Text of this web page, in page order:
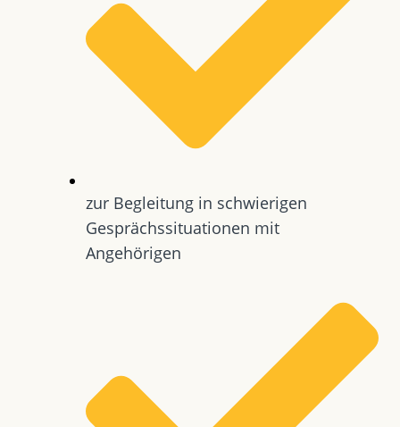
zur Begleitung in schwierigen
Gesprächssituationen mit
Angehörigen